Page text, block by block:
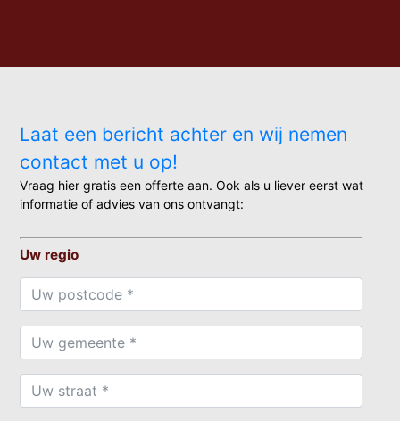
Laat een bericht achter en wij nemen
contact met u op!
Vraag hier gratis een offerte aan. Ook als u liever eerst wat
informatie of advies van ons ontvangt:
Uw regio